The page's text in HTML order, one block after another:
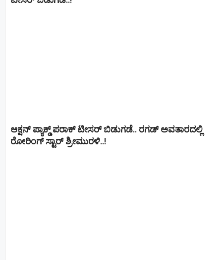
ಆಕ್ಷನ್ ಪ್ಯಾಕ್ಡ್ ಪರಾಕ್ ಟೀಸರ್ ಬಿಡುಗಡೆ.. ರಗಡ್ ಅವತಾರದಲ್ಲಿ
ರೋರಿಂಗ್ ಸ್ಟಾರ್ ಶ್ರೀಮುರಳಿ..!